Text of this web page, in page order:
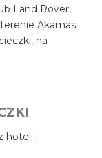
Land Rover,
Akamas
na
hoteli i